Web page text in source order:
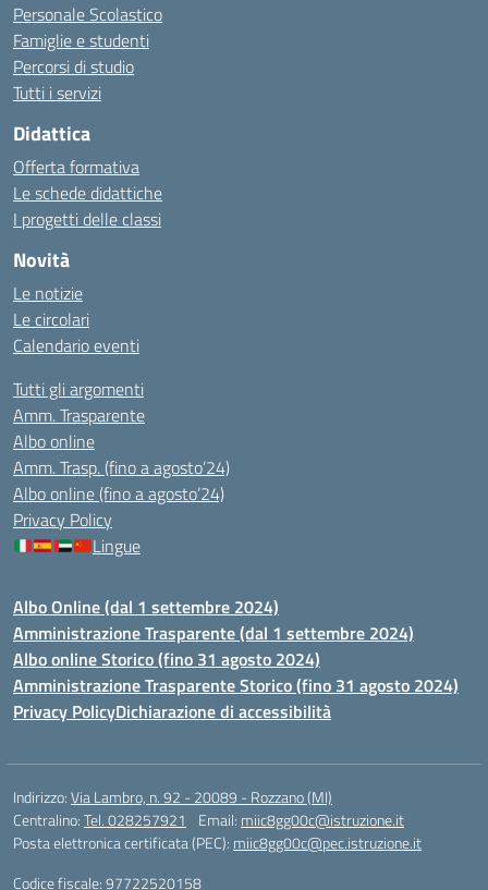
Personale Scolastico
Famiglie e studenti
Percorsi di studio
Tutti i servizi
Didattica
Offerta formativa
Le schede didattiche
I progetti delle classi
Novità
Le notizie
Le circolari
Calendario eventi
Tutti gli argomenti
Amm. Trasparente
Albo online
Amm. Trasp. (fino a agosto’24)
Albo online (fino a agosto’24)
Privacy Policy
Lingue
Albo Online (dal 1 settembre 2024)
Amministrazione Trasparente (dal 1 settembre 2024)
Albo online Storico (fino 31 agosto 2024)
Amministrazione Trasparente Storico (fino 31 agosto 2024)
Privacy PolicyDichiarazione di accessibilità
Indirizzo:Via Lambro, n. 92 - 20089 - Rozzano (MI)
Centralino:Tel. 028257921 Email: miic8gg00c@istruzione.it
Posta elettronica certificata (PEC): miic8gg00c@pec.istruzione.it
Codice fiscale: 97722520158